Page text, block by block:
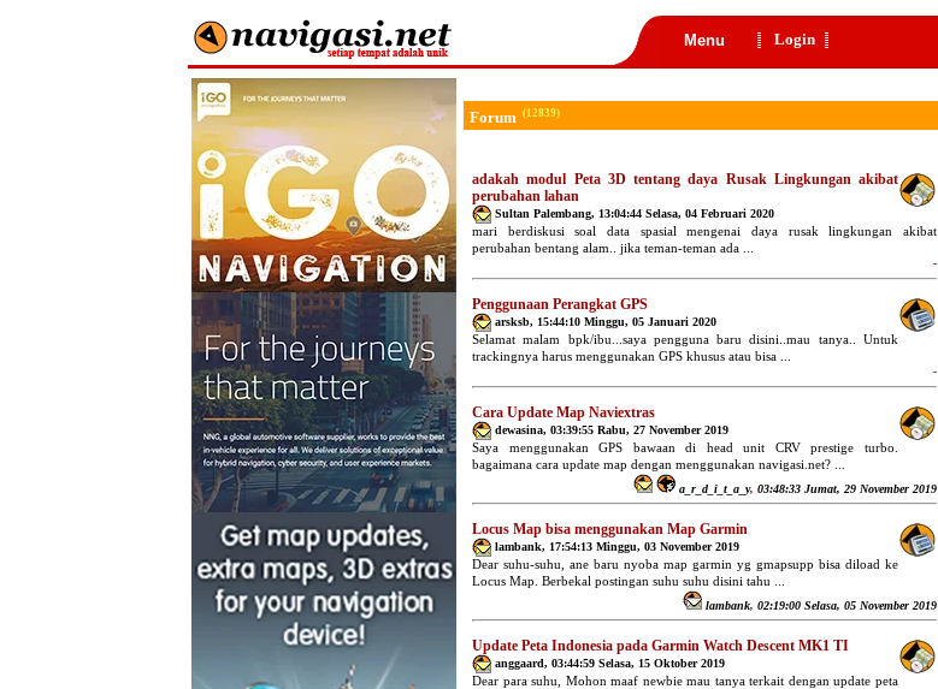
Menu Login
Forum (12839)
adakah modul Peta 3D tentang daya Rusak Lingkungan akibat
perubahan lahan
Sultan Palembang, 13:04:44 Selasa, 04 Februari 2020
mari berdiskusi soal data spasial mengenai daya rusak lingkungan akibat
perubahan bentang alam.. jika teman-teman ada ...
-
Penggunaan Perangkat GPS
arsksb, 15:44:10 Minggu, 05 Januari 2020
Selamat malam bpk/ibu...saya pengguna baru disini..mau tanya.. Untuk
trackingnya harus menggunakan GPS khusus atau bisa ...
-
Cara Update Map Naviextras
dewasina, 03:39:55 Rabu, 27 November 2019
Saya menggunakan GPS bawaan di head unit CRV prestige turbo.
bagaimana cara update map dengan menggunakan navigasi.net? ...
a_r_d_i_t_a_y, 03:48:33 Jumat, 29 November 2019
Locus Map bisa menggunakan Map Garmin
lambank, 17:54:13 Minggu, 03 November 2019
Dear suhu-suhu, ane baru nyoba map garmin yg gmapsupp bisa diload ke
Locus Map. Berbekal postingan suhu suhu disini tahu ...
lambank, 02:19:00 Selasa, 05 November 2019
Update Peta Indonesia pada Garmin Watch Descent MK1 TI
anggaard, 03:44:59 Selasa, 15 Oktober 2019
Dear para suhu, Mohon maaf newbie mau tanya terkait dengan update peta